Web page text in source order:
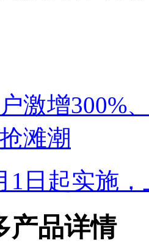
激增300%
滩潮
1日起实施
产品详情